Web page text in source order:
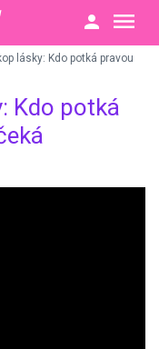
lásky: Kdo potká pravou
Kdo potká